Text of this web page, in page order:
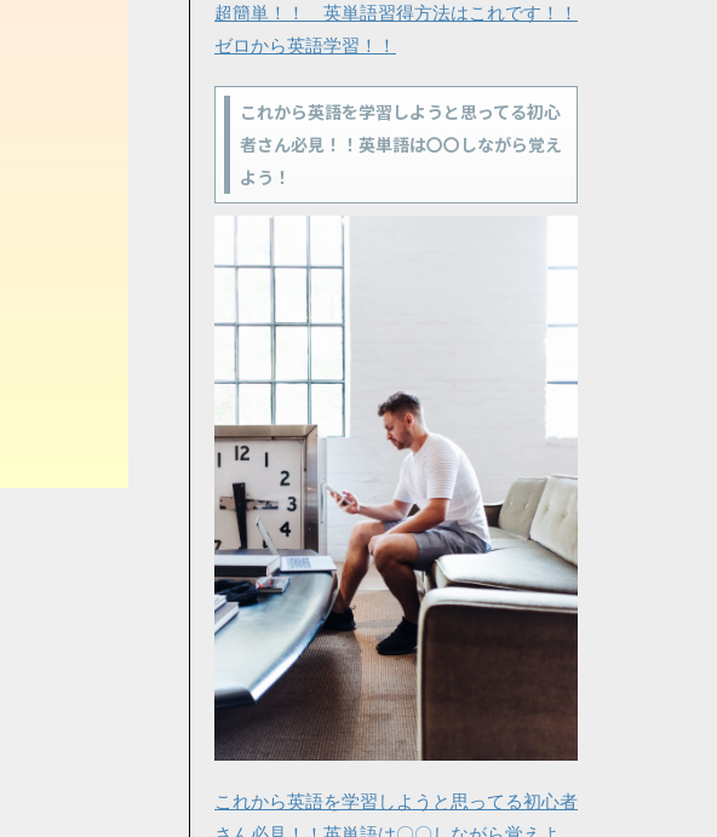
超簡単！！ 英単語習得方法はこれです！！
ゼロから英語学習！！
これから英語を学習しようと思ってる初心
者さん必見！！英単語は〇〇しながら覚え
よう！
これから英語を学習しようと思ってる初心者